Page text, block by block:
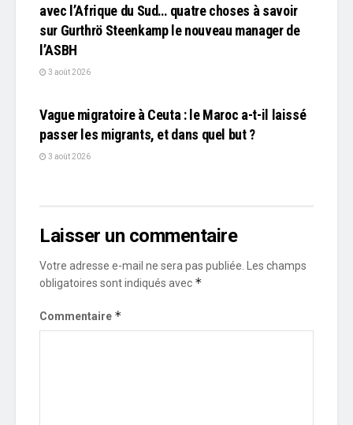
avec l’Afrique du Sud… quatre choses à savoir
sur Gurthrö Steenkamp le nouveau manager de
l’ASBH
3 août 2026
Vague migratoire à Ceuta : le Maroc a-t-il laissé
passer les migrants, et dans quel but ?
3 août 2026
Laisser un commentaire
Votre adresse e-mail ne sera pas publiée.
Les champs
obligatoires sont indiqués avec *
Commentaire *